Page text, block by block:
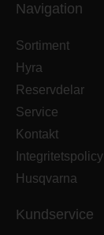
Navigation
Sortiment
Hyra
Reservdelar
Service
Kontakt
Integritetspolicy
Husqvarna
Kundservice